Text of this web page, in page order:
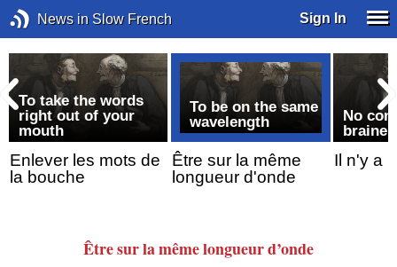
News in Slow French Sign In
To take the words
right out of your
mouth
Enlever les mots de
la bouche
To be on the same
wavelength
Être sur la même
longueur d'onde
No
brainer
Il n'y a
Être sur la même longueur d’onde